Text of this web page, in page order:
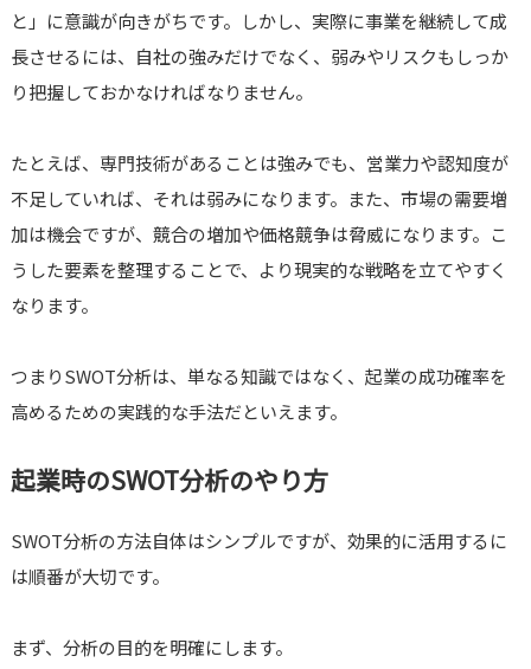
と」に意識が向きがちです。しかし、実際に事業を継続して成
長させるには、自社の強みだけでなく、弱みやリスクもしっか
り把握しておかなければなりません。
たとえば、専門技術があることは強みでも、営業力や認知度が
不足していれば、それは弱みになります。また、市場の需要増
加は機会ですが、競合の増加や価格競争は脅威になります。こ
うした要素を整理することで、より現実的な戦略を立てやすく
なります。
つまりSWOT分析は、単なる知識ではなく、起業の成功確率を
高めるための実践的な手法だといえます。
起業時のSWOT分析のやり方
SWOT分析の方法自体はシンプルですが、効果的に活用するに
は順番が大切です。
まず、分析の目的を明確にします。